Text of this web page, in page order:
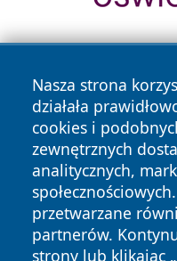
Nasza strona
działała
cookies i
zewnętrznych
analitycznych,
przetwarzane
partnerów.
strony lub klikając
Copyright © 2026
zastrzeżone.
News Autorzy